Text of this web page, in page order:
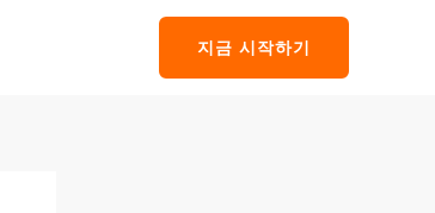
지금 시작하기